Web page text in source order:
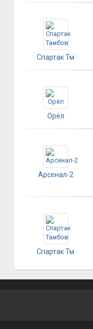
Спартак Тм
Орёл
Арсенал-2
Спартак Тм